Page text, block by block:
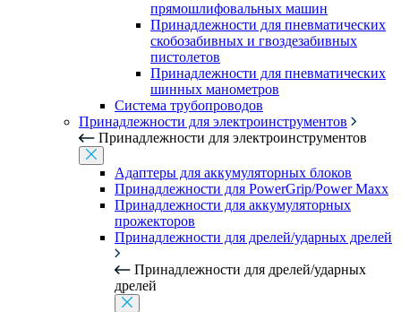
прямошлифовальных машин
Принадлежности для пневматических
скобозабивных и гвоздезабивных
пистолетов
Принадлежности для пневматических
шинных манометров
Система трубопроводов
Принадлежности для электроинструментов
Принадлежности для электроинструментов
Адаптеры для аккумуляторных блоков
Принадлежности для PowerGrip/Power Maxx
Принадлежности для аккумуляторных
прожекторов
Принадлежности для дрелей/ударных дрелей
Принадлежности для дрелей/ударных
дрелей